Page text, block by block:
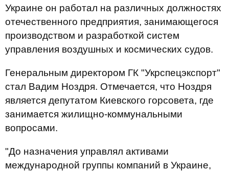
Украине он работал на различных должностях
отечественного предприятия, занимающегося
производством и разработкой систем
управления воздушных и космических судов.
Генеральным директором ГК "Укрспецэкспорт"
стал Вадим Ноздря. Отмечается, что Ноздря
является депутатом Киевского горсовета, где
занимается жилищно-коммунальными
вопросами.
"До назначения управлял активами
международной группы компаний в Украине,